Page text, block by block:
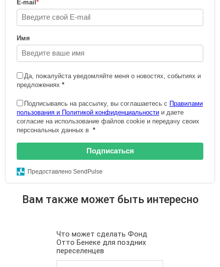
E-mail*
Имя
Да, пожалуйста уведомляйте меня о новостях, событиях и
предложениях *
Подписываясь на рассылку, вы соглашаетесь с Правилами
пользования и Политикой конфиденциальности и даете
согласие на использование файлов cookie и передачу своих
персональных данных в *
Подписаться
Предоставлено SendPulse
Вам также может быть интересно
Что может сделать Фонд
Отто Бенеке для поздних
переселенцев